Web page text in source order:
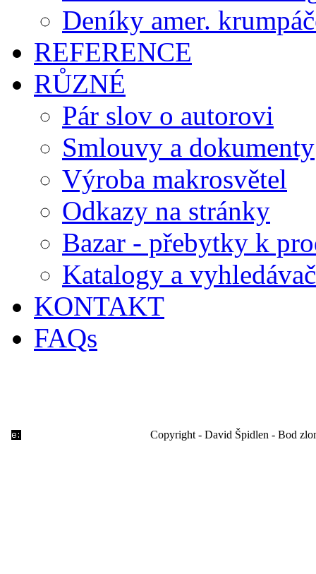
Deníky amer.
REFERENCE
RŮZNÉ
Pár slov o autorovi
Smlouvy a dokumenty
Výroba makrosvětel
Odkazy na stránky
Bazar - přebytky k
Katalogy a
KONTAKT
FAQs
Copyright - David Špidlen - Bod